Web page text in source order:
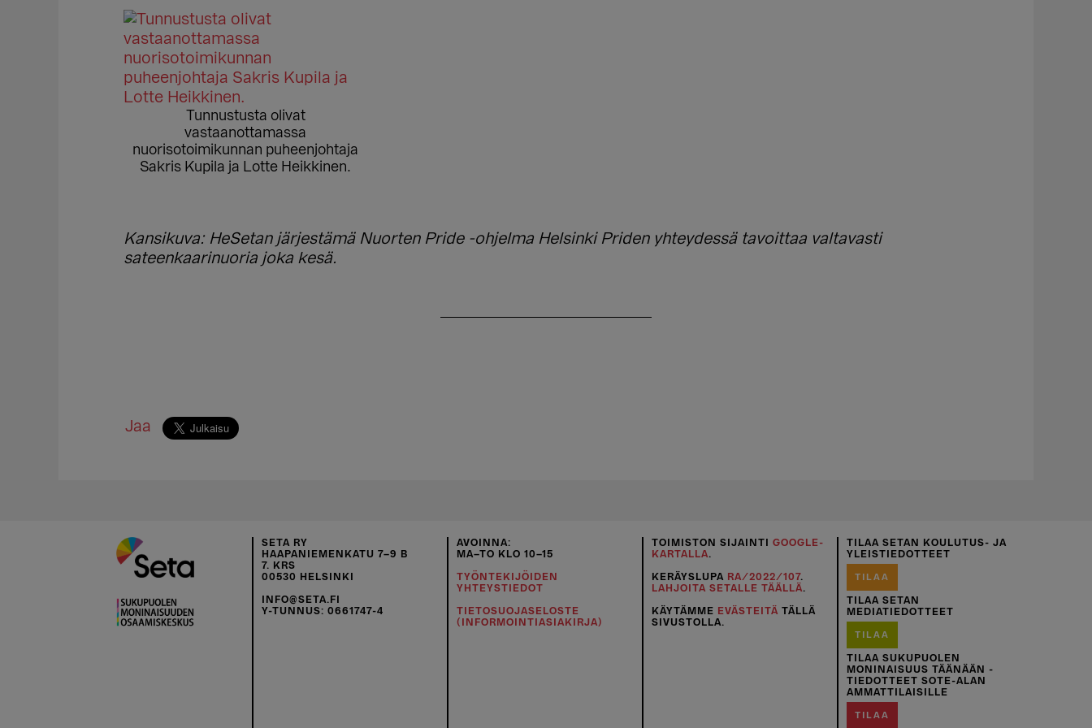
Tunnustusta olivat
vastaanottamassa
nuorisotoimikunnan puheenjohtaja
Sakris Kupila ja Lotte Heikkinen.
Kansikuva: HeSetan järjestämä Nuorten Pride -ohjelma Helsinki Priden yhteydessä tavoittaa valtavasti
sateenkaarinuoria joka kesä.
Jaa
SETA RY
HAAPANIEMENKATU 7–9 B
7. KRS
00530 HELSINKI
INFO@SETA.FI
Y-TUNNUS: 0661747-4
AVOINNA:
MA–TO KLO 10–15
TYÖNTEKIJÖIDEN
YHTEYSTIEDOT
TIETOSUOJASELOSTE
(INFORMOINTIASIAKIRJA)
TOIMISTON SIJAINTI GOOGLE-
KARTALLA.
KERÄYSLUPA RA/2022/107.
LAHJOITA SETALLE TÄÄLLÄ.
KÄYTÄMME EVÄSTEITÄ TÄLLÄ
SIVUSTOLLA.
TILAA SETAN KOULUTUS- JA
YLEISTIEDOTTEET
TILAA
TILAA SETAN
MEDIATIEDOTTEET
TILAA
TILAA SUKUPUOLEN
MONINAISUUS TÄÄNÄÄN -
TIEDOTTEET SOTE-ALAN
AMMATTILAISILLE
TILAA